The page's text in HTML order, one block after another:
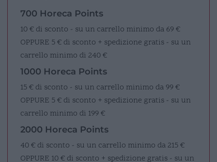
700 Horeca Points
10 € di sconto - su un carrello minimo da 69 €
OPPURE 5 € di sconto + spedizione gratis - su un
carrello minimo di 240 €
1000 Horeca Points
15 € di sconto - su un carrello minimo da 99 €
OPPURE 5 € di sconto + spedizione gratis - su un
carrello minimo di 199 €
2000 Horeca Points
40 € di sconto - su un carrello minimo da 215 €
OPPURE 10 € di sconto + spedizione gratis - su un